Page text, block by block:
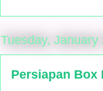
Tuesday, January
Persiapan Box